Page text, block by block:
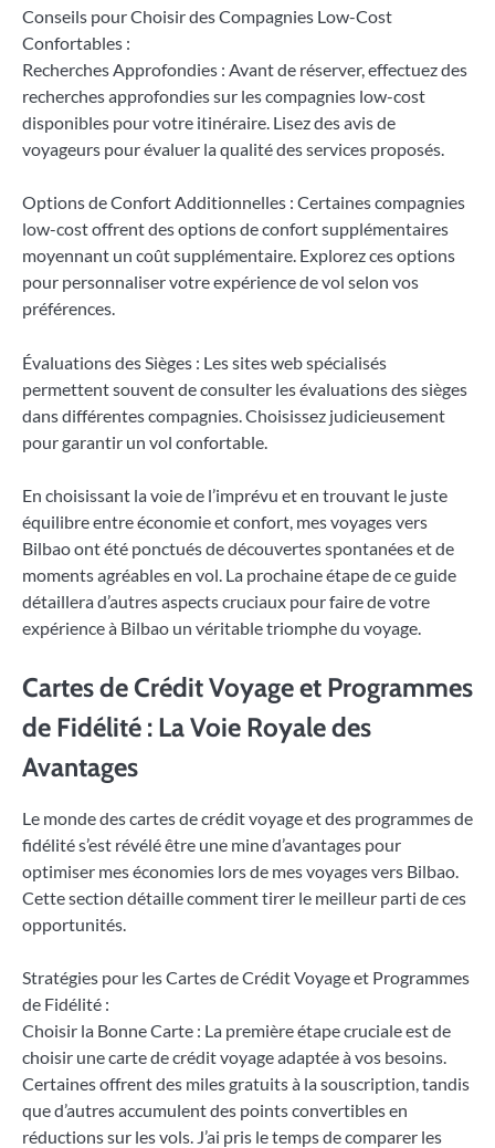
Conseils pour Choisir des Compagnies Low-Cost
Confortables :
Recherches Approfondies : Avant de réserver, effectuez des
recherches approfondies sur les compagnies low-cost
disponibles pour votre itinéraire. Lisez des avis de
voyageurs pour évaluer la qualité des services proposés.
Options de Confort Additionnelles : Certaines compagnies
low-cost offrent des options de confort supplémentaires
moyennant un coût supplémentaire. Explorez ces options
pour personnaliser votre expérience de vol selon vos
préférences.
Évaluations des Sièges : Les sites web spécialisés
permettent souvent de consulter les évaluations des sièges
dans différentes compagnies. Choisissez judicieusement
pour garantir un vol confortable.
En choisissant la voie de l’imprévu et en trouvant le juste
équilibre entre économie et confort, mes voyages vers
Bilbao ont été ponctués de découvertes spontanées et de
moments agréables en vol. La prochaine étape de ce guide
détaillera d’autres aspects cruciaux pour faire de votre
expérience à Bilbao un véritable triomphe du voyage.
Cartes de Crédit Voyage et Programmes
de Fidélité : La Voie Royale des
Avantages
Le monde des cartes de crédit voyage et des programmes de
fidélité s’est révélé être une mine d’avantages pour
optimiser mes économies lors de mes voyages vers Bilbao.
Cette section détaille comment tirer le meilleur parti de ces
opportunités.
Stratégies pour les Cartes de Crédit Voyage et Programmes
de Fidélité :
Choisir la Bonne Carte : La première étape cruciale est de
choisir une carte de crédit voyage adaptée à vos besoins.
Certaines offrent des miles gratuits à la souscription, tandis
que d’autres accumulent des points convertibles en
réductions sur les vols. J’ai pris le temps de comparer les